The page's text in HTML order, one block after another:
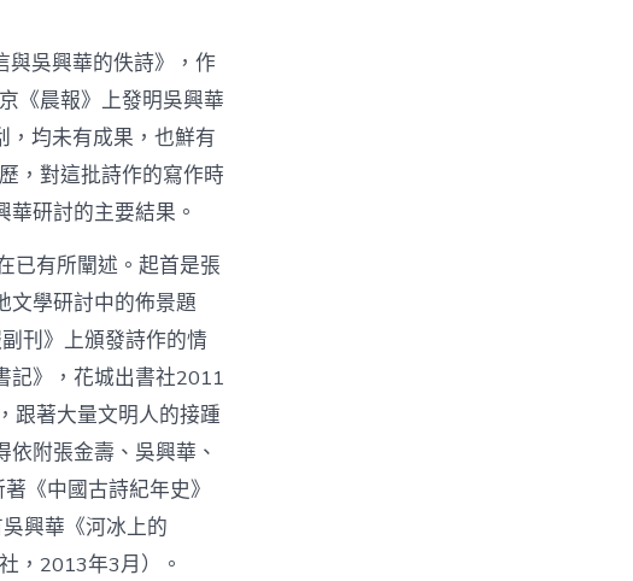
上
的
吳
找
九
宮
格
教
室
興
華
作
品
–
文
史
–
中
國
作
家
網〉
與吳興華的佚詩》，作
《晨報》上發明吳興華
，均未有成果，也鮮有
，對這批詩作的寫作時
研討的主要結果。
已有所闡述。起首是張
學研討中的佈景題
刊》上頒發詩作的情
記》，花城出書社2011
跟著大量文明人的接踵
附張金壽、吳興華、
《中國古詩紀年史》
興華《河冰上的
，2013年3月）。